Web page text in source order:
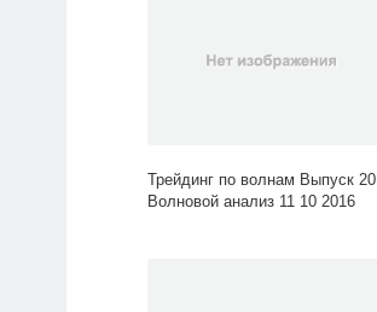
Трейдинг по волнам Выпуск 20
Волновой анализ 11 10 2016